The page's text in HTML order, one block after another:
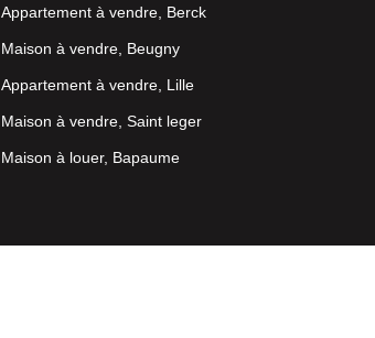
Appartement à vendre, Berck
Maison à vendre, Beugny
Appartement à vendre, Lille
Maison à vendre, Saint leger
Maison à louer, Bapaume